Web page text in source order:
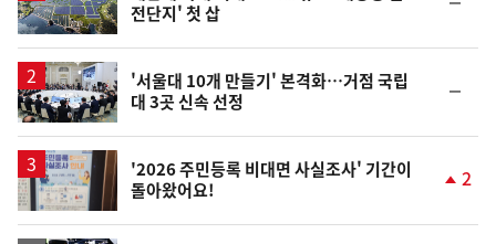
전단지' 첫 삽
일
'서울대 10개 만들기' 본격화…거점 국립
대 3곳 신속 선정
일
'2026 주민등록 비대면 사실조사' 기간이
돌아왔어요!
2